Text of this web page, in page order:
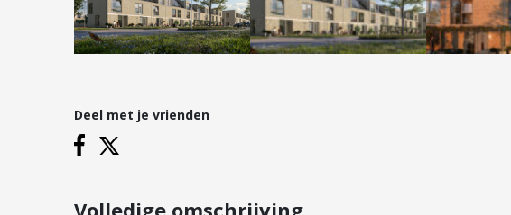
Banken
Duurzame hypotheek
Vestigingen
Deel met je vrienden
Volledige omschrijving